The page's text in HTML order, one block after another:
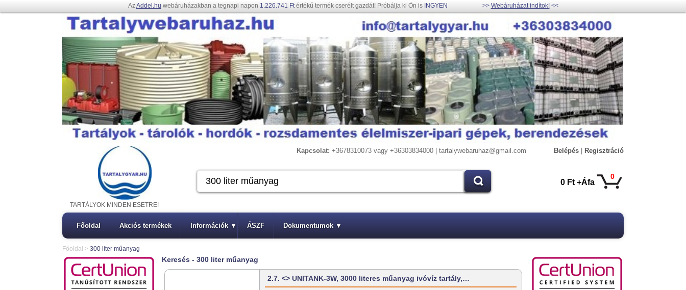
AzAddel.hu webáruházakban a tegnapi napon 1.226.741 Ftértékű termék cserélt gazdát! Próbálja ki Ön is INGYEN >> Webáruházat indítok!<<
Kapcsolat: +3678310073 vagy +36303834000 | tartalywebaruhaz@gmail.com Belépés Regisztráció
0
0 Ft +Áfa
TARTÁLYOK MINDEN ESETRE!
Főoldal Akciós termékek Információk ▾ ÁSZF Dokumentumok ▾
Főoldal > 300 liter műanyag
Keresés - 300 liter műanyag
2.7. <> UNITANK-3W, 3000 literes műanyag ivóvíz tartály,…